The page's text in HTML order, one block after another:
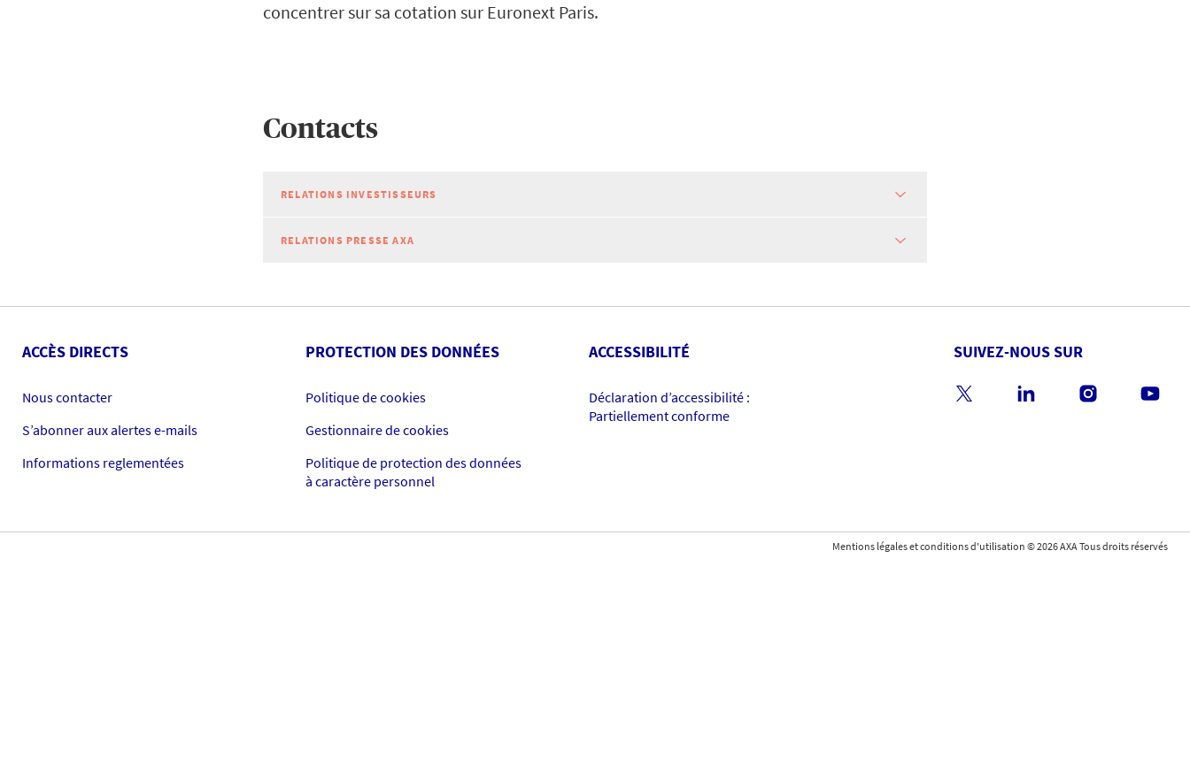
concentrer sur sa cotation sur Euronext Paris.
Contacts
RELATIONS INVESTISSEURS
RELATIONS PRESSE AXA
ACCÈS DIRECTS
Nous contacter
S’abonner aux alertes e-mails
Informations reglementées
PROTECTION DES DONNÉES
Politique de cookies
Gestionnaire de cookies
Politique de protection des données
à caractère personnel
ACCESSIBILITÉ
Déclaration d’accessibilité :
Partiellement conforme
SUIVEZ-NOUS SUR
Mentions légales et conditions d'utilisation ©2026AXA Tous droits réservés